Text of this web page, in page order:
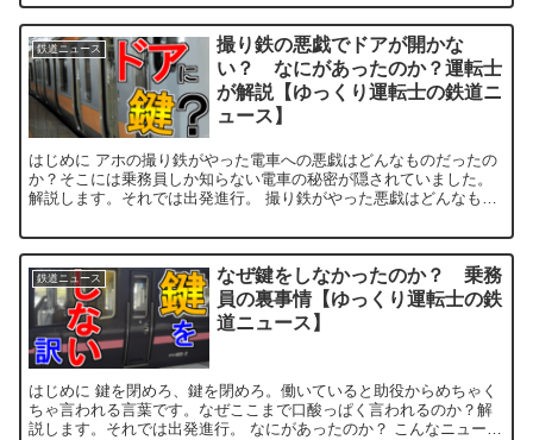
鉄道ニュース
撮り鉄の悪戯でドアが開かな
い？ なにがあったのか？運転士
が解説【ゆっくり運転士の鉄道ニ
ュース】
はじめに アホの撮り鉄がやった電車への悪戯はどんなものだったの
か？そこには乗務員しか知らない電車の秘密が隠されていました。
解説します。それでは出発進行。 撮り鉄がやった悪戯はどんなも
鉄道ニュース
なぜ鍵をしなかったのか？ 乗務
員の裏事情【ゆっくり運転士の鉄
道ニュース】
はじめに 鍵を閉めろ、鍵を閉めろ。働いていると助役からめちゃく
ちゃ言われる言葉です。なぜここまで口酸っぱく言われるのか？解
説します。それでは出発進行。 なにがあったのか？ こんなニュース